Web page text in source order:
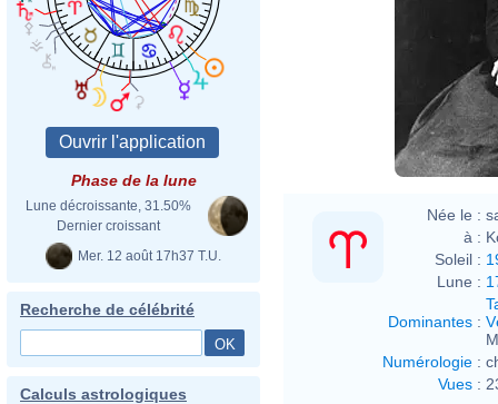
Phase de la lune
Lune décroissante, 31.50%
Dernier croissant
Mer. 12 août 17h37 T.U.
Recherche de célébrité
Calculs astrologiques
Née le :
à :
Soleil :
Lune :
Dominantes :
Numérologie :
Vues :